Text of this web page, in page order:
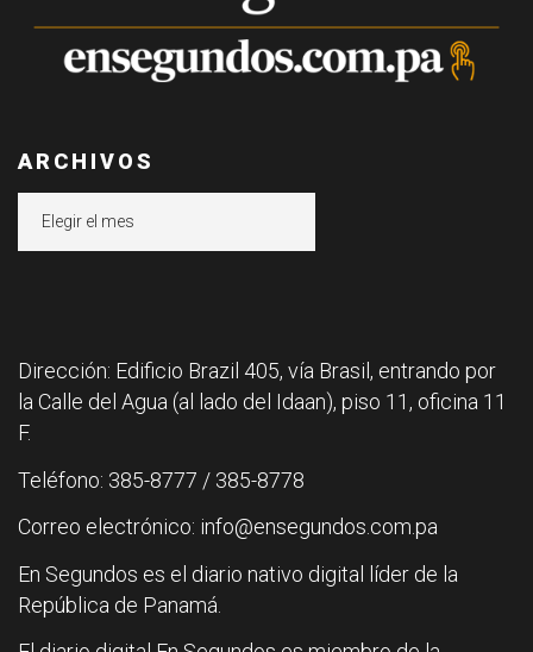
ARCHIVOS
Dirección: Edificio Brazil 405, vía Brasil, entrando por
la Calle del Agua (al lado del Idaan), piso 11, oficina 11
F.
Teléfono: 385-8777 / 385-8778
Correo electrónico: info@ensegundos.com.pa
En Segundos es el diario nativo digital líder de la
República de Panamá.